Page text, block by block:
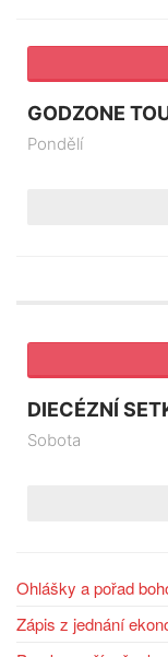
GODZONE
Pondělí
DIECÉZNÍ
Sobota
Ohlášky a pořad
Zápis z jednání